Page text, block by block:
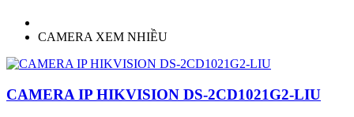
CAMERA XEM NHIỀU
CAMERA IP HIKVISION DS-2CD1021G2-LIU